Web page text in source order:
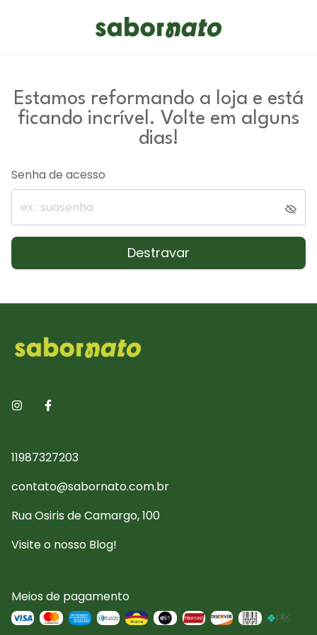
Estamos reformando a loja e está
ficando incrível. Volte em alguns
dias!
Senha de acesso
Destravar
11987327203
contato@sabornato.com.br
Rua Osiris de Camargo, 100
Visite o nosso Blog!
Meios de pagamento